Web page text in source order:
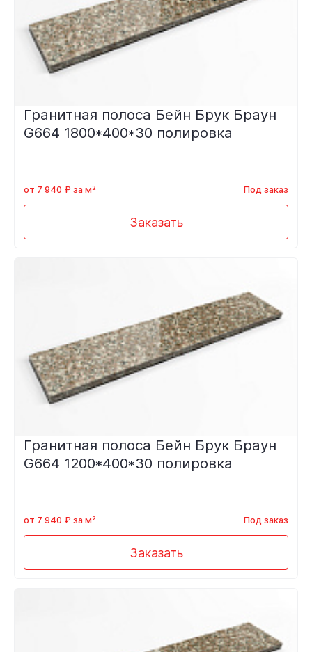
Гранитная полоса Бейн Брук Браун
G664 1800*400*30 полировка
от 7 940 ₽ за м² Под заказ
Заказать
Гранитная полоса Бейн Брук Браун
G664 1200*400*30 полировка
от 7 940 ₽ за м² Под заказ
Заказать